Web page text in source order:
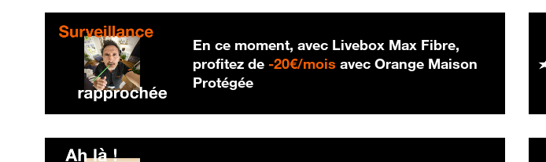
En ce moment, avec Livebox Max Fibre,
profitez de -20€/mois 20 € par mois
avec Orange Maison
Protégée